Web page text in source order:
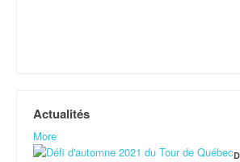
Actualités
More